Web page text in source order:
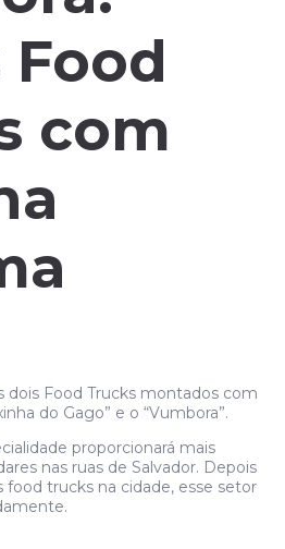
Food
com
dois Food Trucks montados com
do Gago” e o “Vumbora”.
proporcionará mais
nas ruas de Salvador. Depois
trucks na cidade, esse setor